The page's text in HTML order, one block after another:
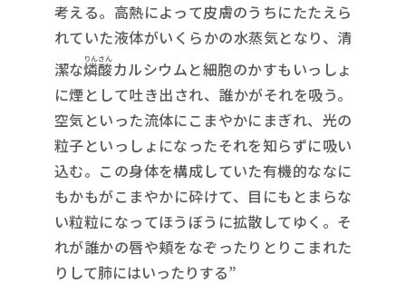
考える。高熱によって皮膚のうちにたたえら
れていた液体がいくらかの水蒸気となり、清
潔な燐酸
りんさんカルシウムと細胞のかすもいっしょ
に煙として吐き出され、誰かがそれを吸う。
空気といった流体にこまやかにまぎれ、光の
粒子といっしょになったそれを知らずに吸い
込む。この身体を構成していた有機的ななに
もかもがこまやかに砕けて、目にもとまらな
い粒粒になってほうぼうに拡散してゆく。そ
れが誰かの唇や頬をなぞったりとりこまれた
りして肺にはいったりする”